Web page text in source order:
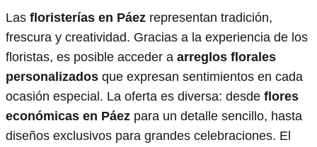
Las floristerías en Páez representan tradición,
frescura y creatividad. Gracias a la experiencia de los
floristas, es posible acceder a arreglos florales
personalizados que expresan sentimientos en cada
ocasión especial. La oferta es diversa: desde flores
económicas en Páez para un detalle sencillo, hasta
diseños exclusivos para grandes celebraciones. El